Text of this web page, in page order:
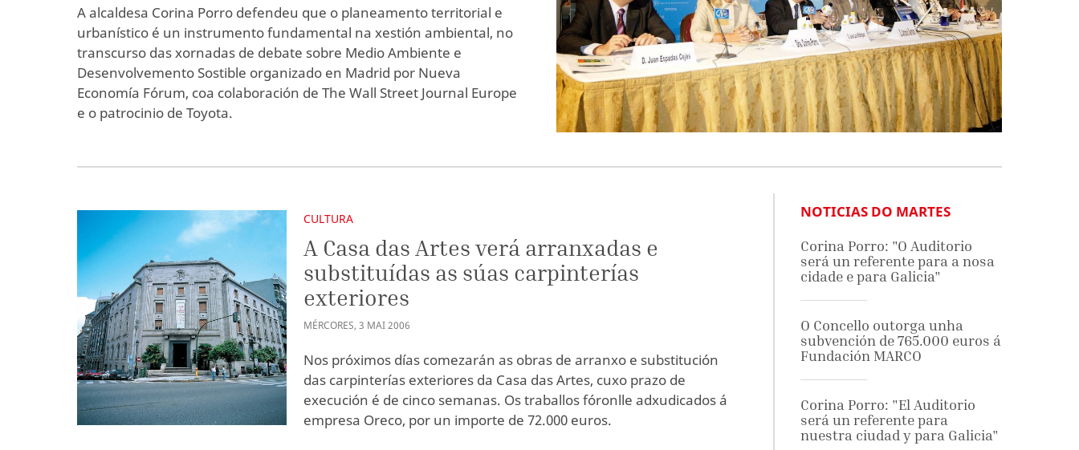
A alcaldesa Corina Porro defendeu que o planeamento territorial e
urbanístico é un instrumento fundamental na xestión ambiental, no
transcurso das xornadas de debate sobre Medio Ambiente e
Desenvolvemento Sostible organizado en Madrid por Nueva
Economía Fórum, coa colaboración de The Wall Street Journal Europe
e o patrocinio de Toyota.
CULTURA
A Casa das Artes verá arranxadas e
substituídas as súas carpinterías
exteriores
MÉRCORES,3 MAI2006
Nos próximos días comezarán as obras de arranxo e substitución
das carpinterías exteriores da Casa das Artes, cuxo prazo de
execución é de cinco semanas. Os traballos fóronlle adxudicados á
empresa Oreco, por un importe de 72.000 euros.
NOTICIAS DO MARTES
Corina Porro: "O Auditorio
será un referente para a nosa
cidade e para Galicia"
O Concello outorga unha
subvención de 765.000 euros á
Fundación MARCO
Corina Porro: "El Auditorio
será un referente para
nuestra ciudad y para Galicia"